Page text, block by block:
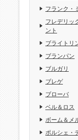
フランク・
フレデリッ
ント
ブライトリ
ブランパン
ブルガリ
ブレゲ
ブローバ
ベル＆ロス
ボーム＆メ
ポルシェ・